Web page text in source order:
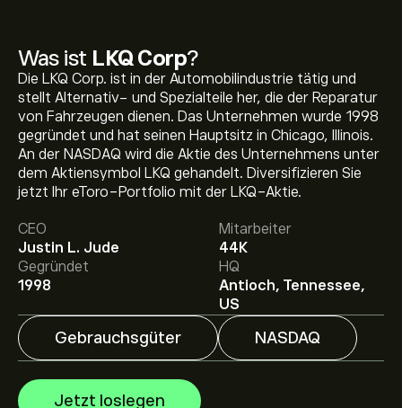
Was ist LKQ Corp?
Die LKQ Corp. ist in der Automobilindustrie tätig und
stellt Alternativ- und Spezialteile her, die der Reparatur
von Fahrzeugen dienen. Das Unternehmen wurde 1998
gegründet und hat seinen Hauptsitz in Chicago, Illinois.
An der NASDAQ wird die Aktie des Unternehmens unter
dem Aktiensymbol LKQ gehandelt. Diversifizieren Sie
jetzt Ihr eToro-Portfolio mit der LKQ-Aktie.
CEO
Justin L. Jude
Mitarbeiter
44K
Gegründet
1998
HQ
Antioch, Tennessee,
US
Gebrauchsgüter NASDAQ
Jetzt loslegen
Aktueller LKQ Aktienkurs liegt bei 24.86‎$‎.
Das durchschnittliche Kursziel für LKQ Corp liegt bei
24.86‎$‎.Registrieren Sie sich bei eToro
Analystenprognosen und Kursziele zu erhalten.
Analysten erstellen Prognosen für LKQ Corp basierend
auf Markttrends, Finanzberichten und erwartetem
Wachstum. Hier finden Sie die aktuellen Prognosen für
die weitere Kursentwicklung.
Die Marktkapitalisierung von LKQ Corp beträgt 6.29B‎$‎
USD